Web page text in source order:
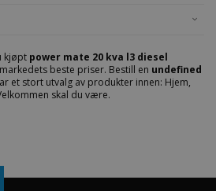
kjøpt power mate 20 kva l3 diesel
beste priser. Bestill en undefined
et stort utvalg av produkter innen: Hjem,
skal du være.